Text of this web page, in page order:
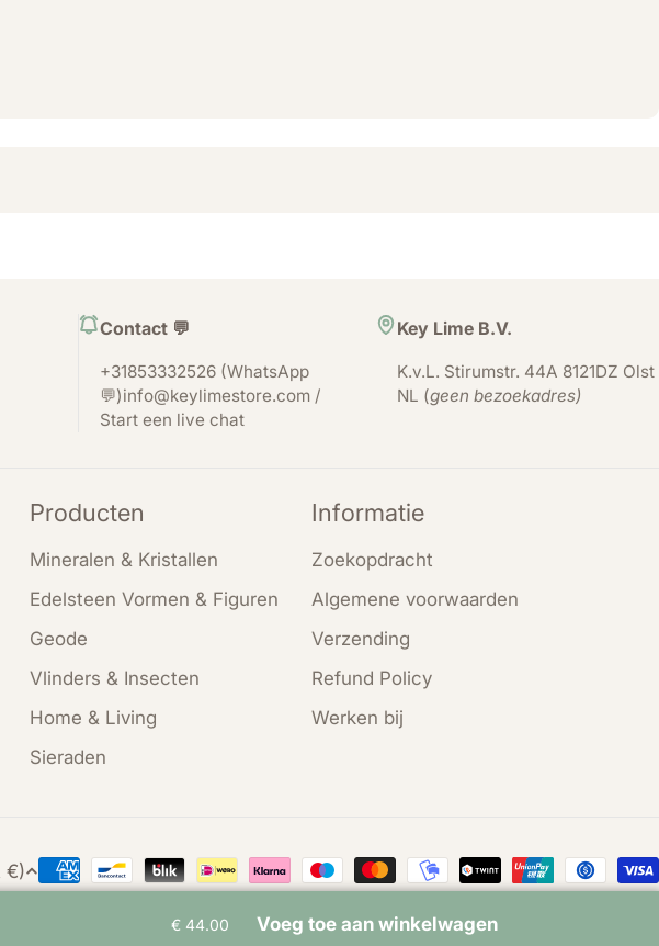
Contact 💬
+31853332526 (WhatsApp
💬)info@keylimestore.com /
Start een live chat
Key Lime B.V.
K.v.L. Stirumstr. 44A 8121DZ Olst
NL (geen bezoekadres)
Producten
Mineralen & Kristallen
Edelsteen Vormen & Figuren
Geode
Vlinders & Insecten
Home & Living
Sieraden
Informatie
Zoekopdracht
Algemene voorwaarden
Verzending
Refund Policy
Werken bij
Nederland (EUR €) Betaalmethoden
€ 44.00 Voeg toe aan winkelwagen